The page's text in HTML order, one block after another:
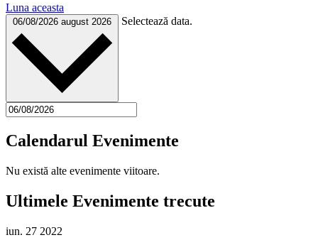
Luna aceasta
06/08/2026 august 2026 Selectează data.
Calendarul Evenimente
Nu există alte evenimente viitoare.
Ultimele Evenimente trecute
iun. 27 2022